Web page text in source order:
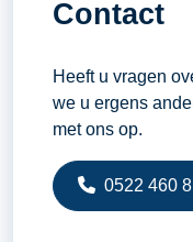
Contact
Heeft u vragen
we u ergens
met ons op.
0522 460